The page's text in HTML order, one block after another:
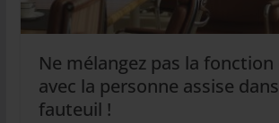
Ne mélangez pas la fonction
avec la personne assise
fauteuil !